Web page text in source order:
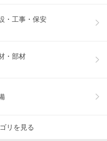
・工事・保安
・部材
リを見る